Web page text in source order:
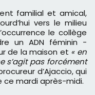
familial et amical,
vers le milieu
le collège
un ADN féminin -
de la maison et « en
s’agit pas forcément
d’Ajaccio, qui
ce mardi après-midi.